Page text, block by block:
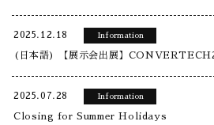
2025.12.18 Information
(日本語) 【展示会出展】
2025.07.28 Information
Closing for Summer Holidays